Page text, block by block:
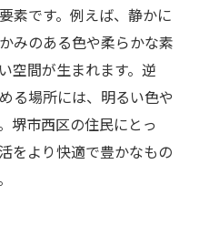
素です。例えば、静かに
みのある色や柔らかな素
空間が生まれます。逆
る場所には、明るい色や
堺市西区の住民にとっ
をより快適で豊かなもの